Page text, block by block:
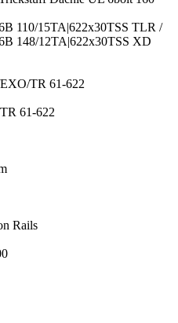
110/15TA|622x30TSS TLR /
148/12TA|622x30TSS XD
TR 61-622
61-622
Rails